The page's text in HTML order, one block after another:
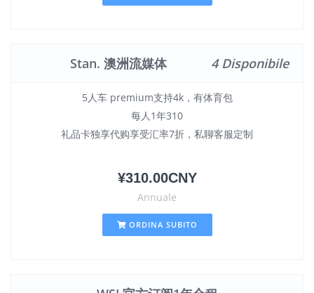
Stan. 澳洲流媒体 4 Disponibile
5人车 premium支持4k，有体育包
每人1年310
礼品卡独享代购享受汇率7折，私聊客服定制
¥310.00CNY
Annuale
ORDINA SUBITO